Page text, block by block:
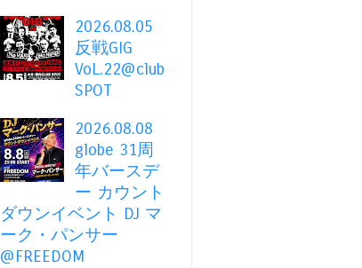
2026.08.05
反戦GIG
VoL.22@club
SPOT
2026.08.08
globe 31周
年バースデ
ー カウント
ダウンイベント DJ マ
ーク・パンサー
@FREEDOM